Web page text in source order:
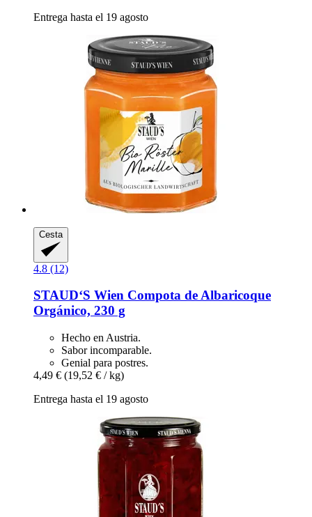
Entrega hasta el 19 agosto
Cesta
4.8 (12)
STAUD‘S Wien Compota de Albaricoque
Orgánico, 230 g
Hecho en Austria.
Sabor incomparable.
Genial para postres.
4,49 € (19,52 € / kg)
Entrega hasta el 19 agosto